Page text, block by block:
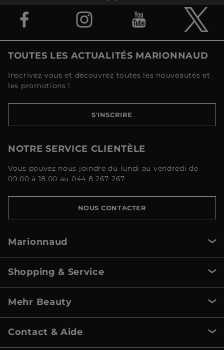
TOUTES LES ACTUALITÉS MARIONNAUD
Inscrivez-vous et découvrez toutes les nouveautés et
les promotions !
S'INSCRIRE
NOTRE SERVICE CLIENTÈLE
Vous pouvez nous joindre du lundi au vendredi de
09:00 à 18:00 au 044 8 267 267
NOUS CONTACTER
Marionnaud
Shopping & Service
Mehr Beauty
Contact & Aide